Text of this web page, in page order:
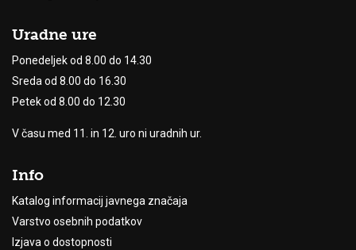
Uradne ure
Ponedeljek od 8.00 do 14.30
Sreda od 8.00 do 16.30
Petek od 8.00 do 12.30
V času med 11. in 12. uro ni uradnih ur.
Info
Katalog informacij javnega značaja
Varstvo osebnih podatkov
Izjava o dostopnosti